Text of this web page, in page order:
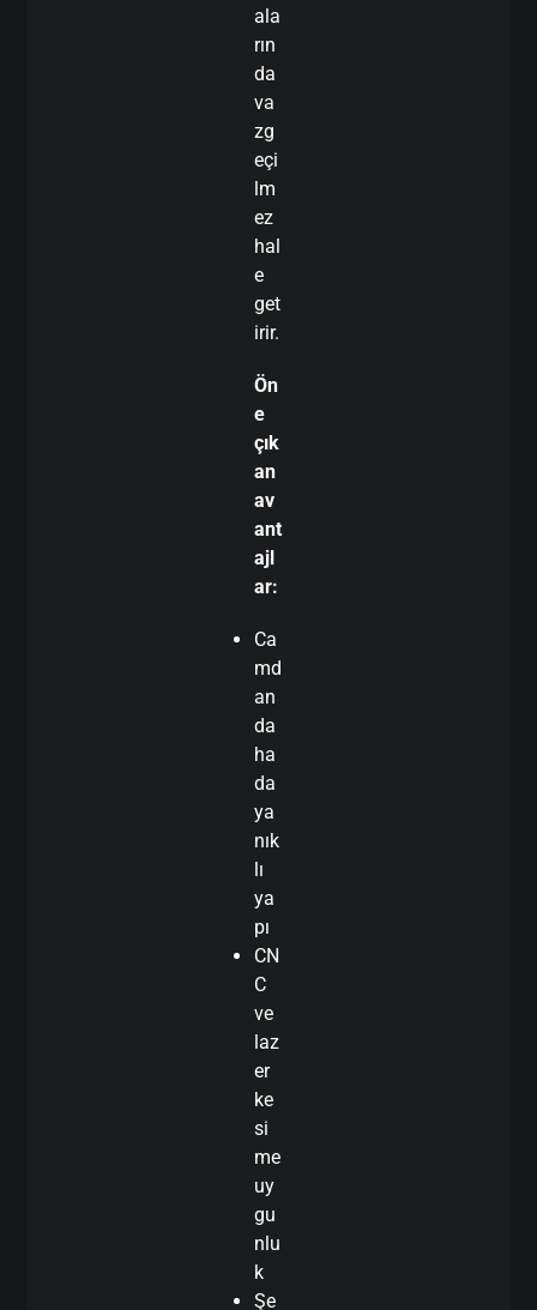
ala
rın
da
va
zg
eçi
lm
ez
hal
e
get
irir.
Ön
e
çık
an
av
ant
ajl
ar:
Ca
md
an
da
ha
da
ya
nık
lı
ya
pı
CN
C
ve
laz
er
ke
si
me
uy
gu
nlu
k
Şe